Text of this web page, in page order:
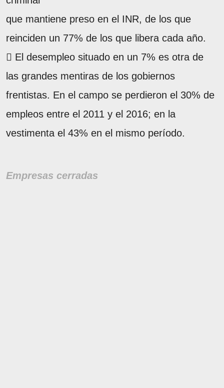
que mantiene preso en el INR, de los que
reinciden un 77% de los que libera cada año.
 El desempleo situado en un 7% es otra de
las grandes mentiras de los gobiernos
frentistas. En el campo se perdieron el 30% de
empleos entre el 2011 y el 2016; en la
vestimenta el 43% en el mismo período.
Empresas cerradas